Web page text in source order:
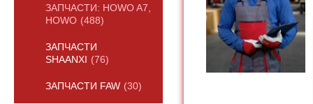
ЗАПЧАСТИ: HOWO A7,
HOWO (488)
ЗАПЧАСТИ
SHAANXI
(76)
ЗАПЧАСТИ FAW (30)